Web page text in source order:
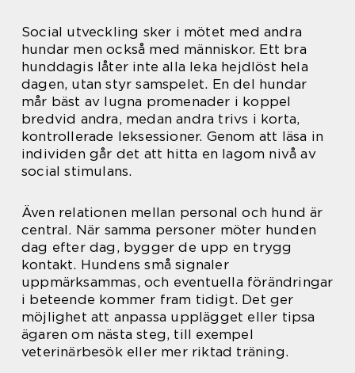
Social utveckling sker i mötet med andra
hundar men också med människor. Ett bra
hunddagis låter inte alla leka hejdlöst hela
dagen, utan styr samspelet. En del hundar
mår bäst av lugna promenader i koppel
bredvid andra, medan andra trivs i korta,
kontrollerade leksessioner. Genom att läsa in
individen går det att hitta en lagom nivå av
social stimulans.
Även relationen mellan personal och hund är
central. När samma personer möter hunden
dag efter dag, bygger de upp en trygg
kontakt. Hundens små signaler
uppmärksammas, och eventuella förändringar
i beteende kommer fram tidigt. Det ger
möjlighet att anpassa upplägget eller tipsa
ägaren om nästa steg, till exempel
veterinärbesök eller mer riktad träning.